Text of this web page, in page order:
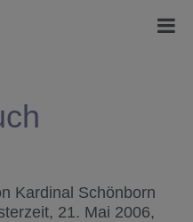
Kardinal Schönborn
21. Mai 2006,